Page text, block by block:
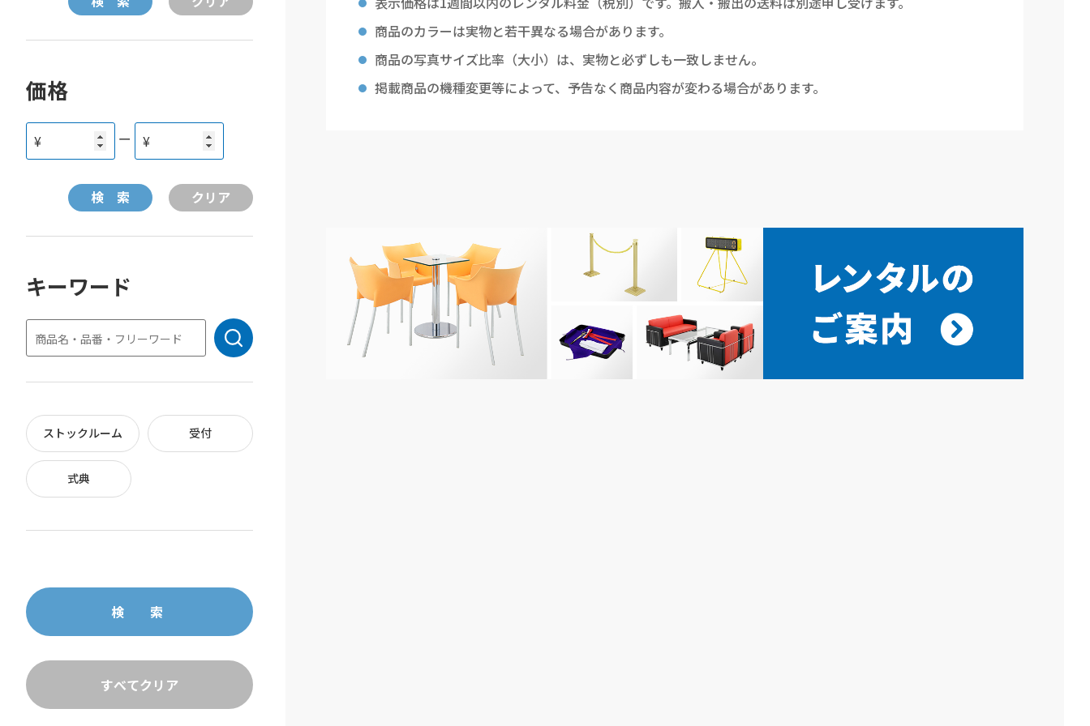
価格
¥ ー ¥
キーワード
ストックルーム 受付
式典
商品のカラーは実物と若干異なる場合があります。
商品の写真サイズ比率（大小）は、実物と必ずしも一致しません。
掲載商品の機種変更等によって、予告なく商品内容が変わる場合があります。